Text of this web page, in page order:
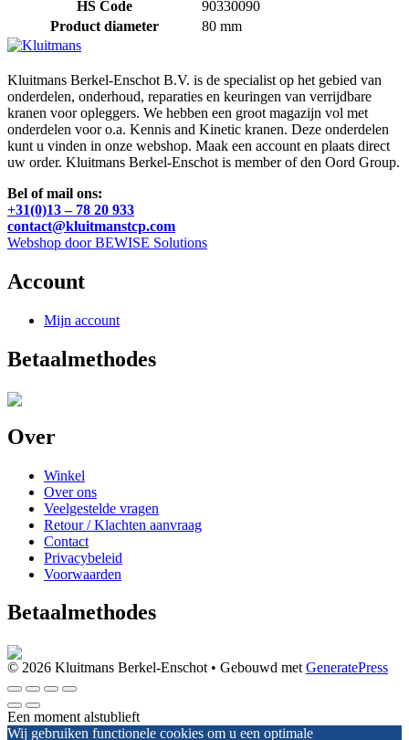
HS Code
90330090
Product diameter
80 mm
Kluitmans Berkel-Enschot B.V. is de specialist op het gebied van
onderdelen, onderhoud, reparaties en keuringen van verrijdbare
kranen voor opleggers. We hebben een groot magazijn vol met
onderdelen voor o.a. Kennis and Kinetic kranen. Deze onderdelen
kunt u vinden in onze webshop. Maak een account en plaats direct
uw order. Kluitmans Berkel-Enschot is member of den Oord Group.
Bel of mail ons:
+31(0)13 – 78 20 933
contact@kluitmanstcp.com
Webshop door BEWISE Solutions
Account
Mijn account
Betaalmethodes
Over
Winkel
Over ons
Veelgestelde vragen
Retour / Klachten aanvraag
Contact
Privacybeleid
Voorwaarden
Betaalmethodes
© 2026 Kluitmans Berkel-Enschot • Gebouwd met GeneratePress
Een moment alstublieft
Wij gebruiken functionele cookies om u een optimale